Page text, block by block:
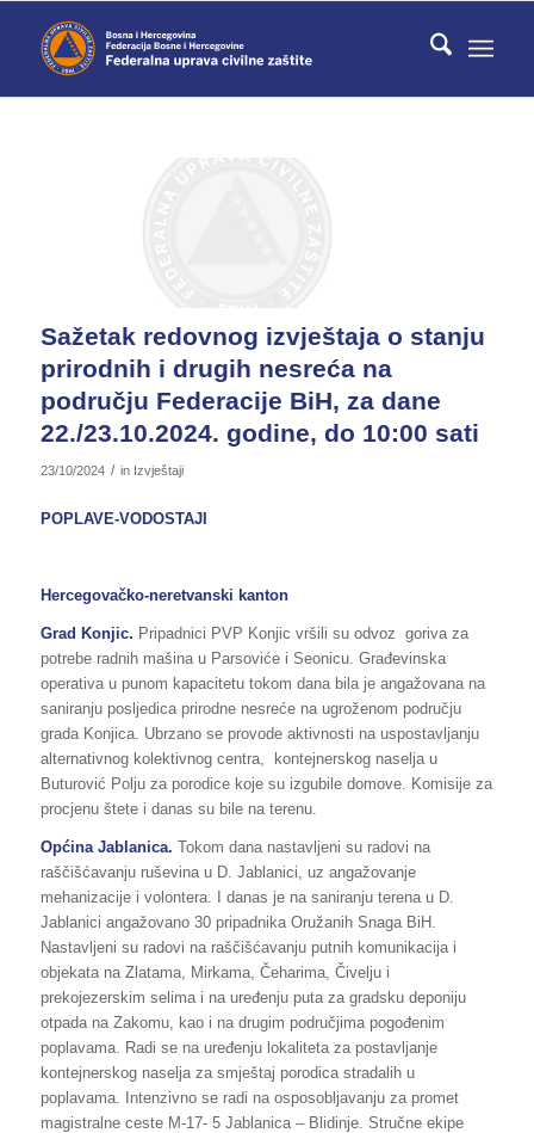
Sažetak redovnog izvještaja o stanju
prirodnih i drugih nesreća na
području Federacije BiH, za dane
22./23.10.2024. godine, do 10:00 sati
23/10/2024 / in Izvještaji
POPLAVE-VODOSTAJI
Hercegovačko-neretvanski kanton
Grad Konjic. Pripadnici PVP Konjic vršili su odvoz goriva za
potrebe radnih mašina u Parsoviće i Seonicu. Građevinska
operativa u punom kapacitetu tokom dana bila je angažovana na
saniranju posljedica prirodne nesreće na ugroženom području
grada Konjica. Ubrzano se provode aktivnosti na uspostavljanju
alternativnog kolektivnog centra, kontejnerskog naselja u
Buturović Polju za porodice koje su izgubile domove. Komisije za
procjenu štete i danas su bile na terenu.
Općina Jablanica. Tokom dana nastavljeni su radovi na
raščišćavanju ruševina u D. Jablanici, uz angažovanje
mehanizacije i volontera. I danas je na saniranju terena u D.
Jablanici angažovano 30 pripadnika Oružanih Snaga BiH.
Nastavljeni su radovi na raščišćavanju putnih komunikacija i
objekata na Zlatama, Mirkama, Čeharima, Čivelju i
prekojezerskim selima i na uređenju puta za gradsku deponiju
otpada na Zakomu, kao i na drugim područjima pogođenim
poplavama. Radi se na uređenju lokaliteta za postavljanje
kontejnerskog naselja za smještaj porodica stradalih u
poplavama. Intenzivno se radi na osposobljavanju za promet
magistralne ceste M-17- 5 Jablanica – Blidinje. Stručne ekipe